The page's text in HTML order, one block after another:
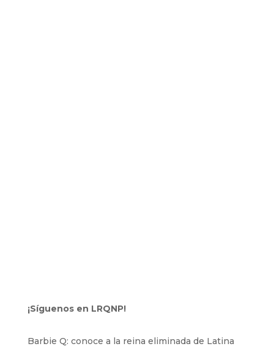
¡Síguenos en LRQNP!
Barbie Q: conoce a la reina eliminada de Latina